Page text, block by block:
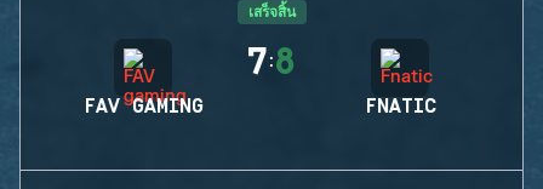
เสร็จสิ้น
FAV GAMING
7:8
FNATIC